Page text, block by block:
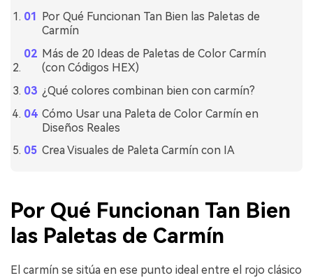
Por Qué Funcionan Tan Bien las Paletas de
Carmín
Más de 20 Ideas de Paletas de Color Carmín
(con Códigos HEX)
¿Qué colores combinan bien con carmín?
Cómo Usar una Paleta de Color Carmín en
Diseños Reales
Crea Visuales de Paleta Carmín con IA
Por Qué Funcionan Tan Bien
las Paletas de Carmín
El carmín se sitúa en ese punto ideal entre el rojo clásico